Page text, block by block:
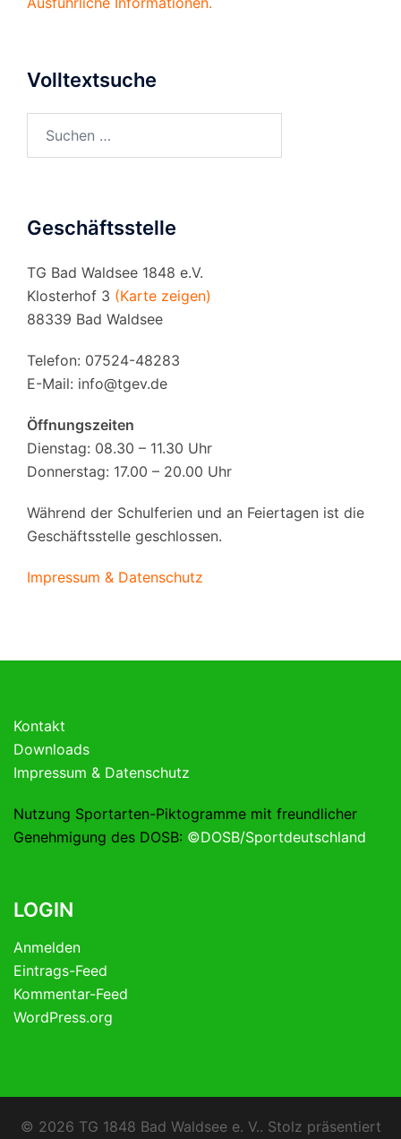
Volltextsuche
Geschäftsstelle
TG Bad Waldsee 1848 e.V.
Klosterhof 3 (Karte zeigen)
88339 Bad Waldsee
Telefon: 07524-48283
E-Mail: info@tgev.de
Öffnungszeiten
Dienstag: 08.30 – 11.30 Uhr
Donnerstag: 17.00 – 20.00 Uhr
Während der Schulferien und an Feiertagen ist die
Geschäftsstelle geschlossen.
Impressum & Datenschutz
Kontakt
Downloads
Impressum & Datenschutz
Nutzung Sportarten-Piktogramme mit freundlicher
Genehmigung des DOSB: ©DOSB/Sportdeutschland
LOGIN
Anmelden
Eintrags-Feed
Kommentar-Feed
WordPress.org
© 2026 TG 1848 Bad Waldsee e. V.. Stolz präsentiert